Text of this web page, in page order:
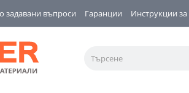
задавани въпроси Гаранции Инструкции